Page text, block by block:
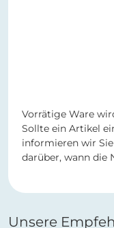
Vorrätige Ware
Sollte ein Artikel
informieren wir
darüber, wann die
Unsere